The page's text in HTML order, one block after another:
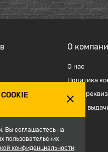
О
О наc
Политика
Наши
Точки
Вы соглашаетесь на
пользовательских
конфиденциальности.